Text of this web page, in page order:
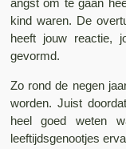
angst om te gaan
kind waren. De
heeft jouw reactie,
gevormd.
Zo rond de negen
worden. Juist
heel goed weten
leeftijdsgenootjes